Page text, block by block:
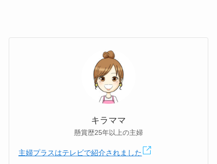
キラママ
懸賞歴25年以上の主婦
主婦プラスはテレビで紹介されました